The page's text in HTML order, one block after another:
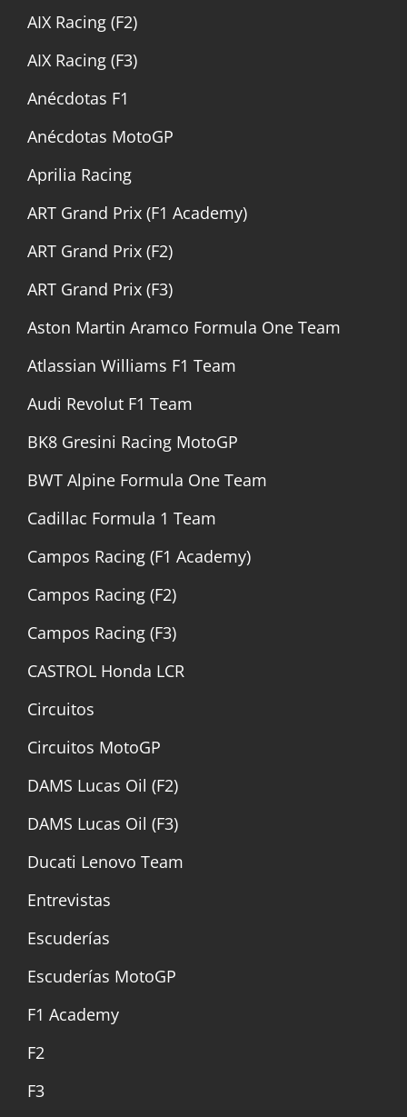
AIX Racing (F2)
AIX Racing (F3)
Anécdotas F1
Anécdotas MotoGP
Aprilia Racing
ART Grand Prix (F1 Academy)
ART Grand Prix (F2)
ART Grand Prix (F3)
Aston Martin Aramco Formula One Team
Atlassian Williams F1 Team
Audi Revolut F1 Team
BK8 Gresini Racing MotoGP
BWT Alpine Formula One Team
Cadillac Formula 1 Team
Campos Racing (F1 Academy)
Campos Racing (F2)
Campos Racing (F3)
CASTROL Honda LCR
Circuitos
Circuitos MotoGP
DAMS Lucas Oil (F2)
DAMS Lucas Oil (F3)
Ducati Lenovo Team
Entrevistas
Escuderías
Escuderías MotoGP
F1 Academy
F2
F3